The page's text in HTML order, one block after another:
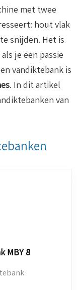
met twee
hout vlak
snijden. Het is
je een passie
vandiktebank is
. In dit artikel
van
MBY 8